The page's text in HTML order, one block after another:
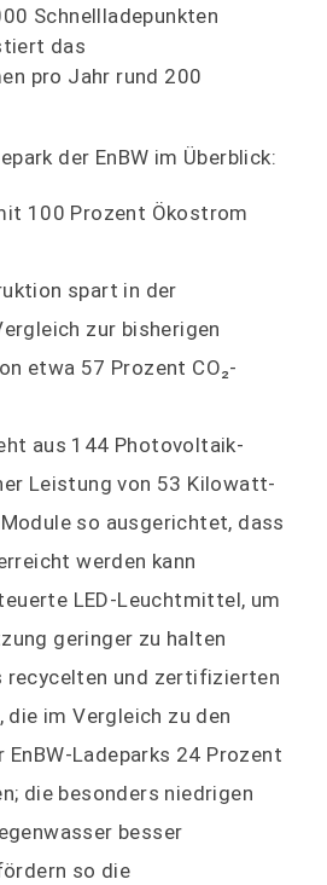
Schnellladepunkten
das
pro Jahr rund 200
der EnBW im Überblick:
100 Prozent Ökostrom
spart in der
zur bisherigen
etwa 57 Prozent CO₂-
aus 144 Photovoltaik-
Leistung von 53 Kilowatt-
Module so ausgerichtet, dass
werden kann
LED-Leuchtmittel, um
geringer zu halten
recycelten und zertifizierten
im Vergleich zu den
EnBW-Ladeparks 24 Prozent
die besonders niedrigen
besser
so die